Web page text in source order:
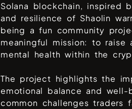
Solana blockchain, inspired
and resilience of Shaolin
being a fun community
meaningful mission: to raise
mental health within the
The project highlights the
emotional balance and well-
common challenges traders